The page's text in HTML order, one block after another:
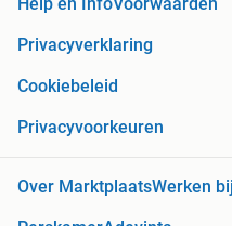
Privacyverklaring
Cookiebeleid
Privacyvoorkeuren
Over MarktplaatsWerken bij